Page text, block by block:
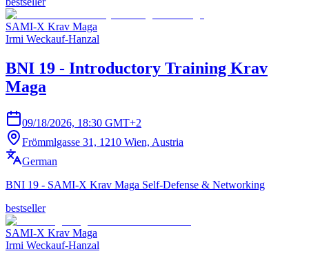
SAMI-X Krav Maga
Irmi Weckauf-Hanzal
BNI 19 - Introductory Training Krav
Maga
09/18/2026, 18:30 GMT+2
Frömmlgasse 31, 1210 Wien, Austria
German
BNI 19 - SAMI-X Krav Maga Self-Defense & Networking
bestseller
SAMI-X Krav Maga
Irmi Weckauf-Hanzal